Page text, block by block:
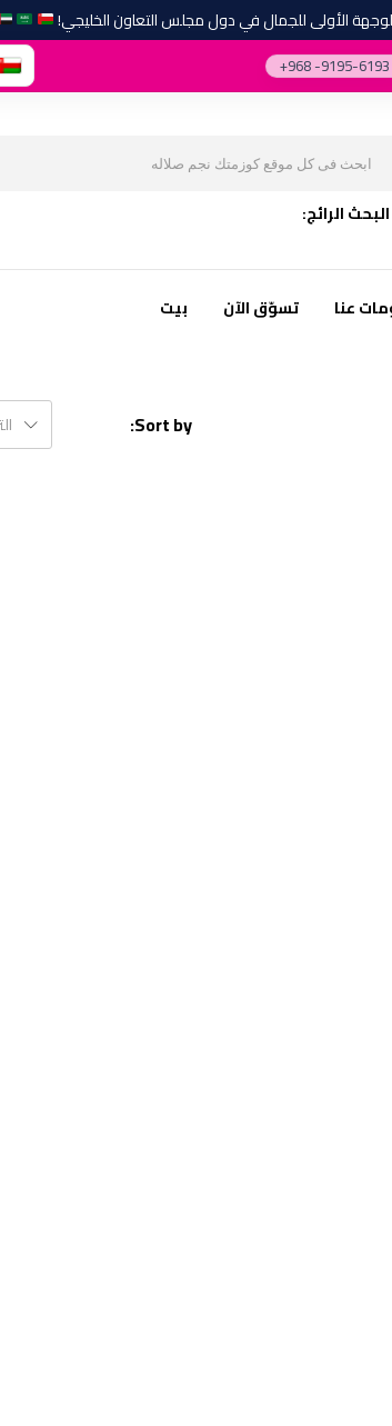
الأولى للجمال في دول مجلس التعاون الخليجي!
‎+968 -9195-6193‎
البحث الرائج:
بيت تسوّق الآن عنا
Sort by: